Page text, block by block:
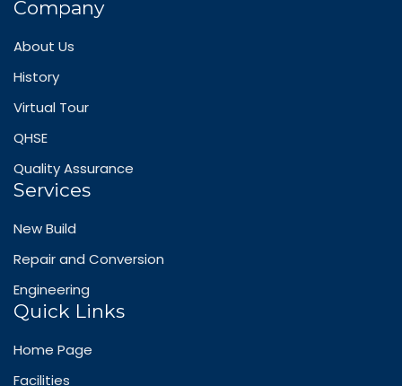
Company
About Us
History
Virtual Tour
QHSE
Quality Assurance
Services
New Build
Repair and Conversion
Engineering
Quick Links
Home Page
Facilities